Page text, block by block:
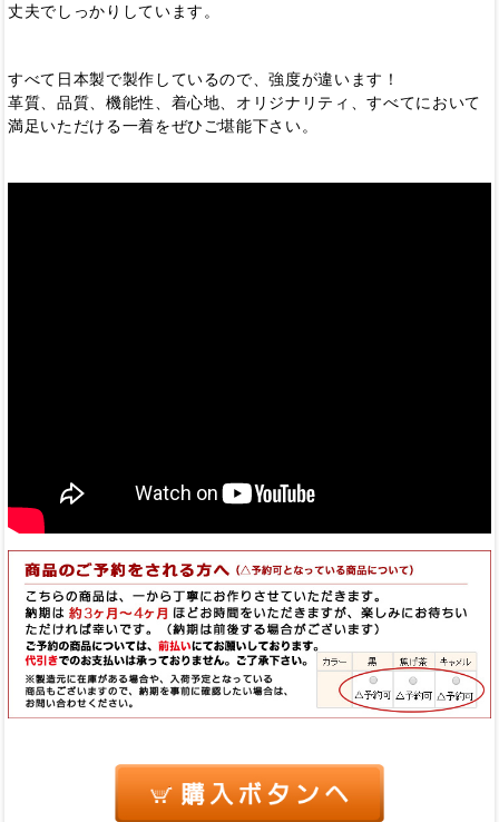
丈夫でしっかりしています。
すべて日本製で製作しているので、強度が違います！
革質、品質、機能性、着心地、オリジナリティ、すべてにおいて
満足いただける一着をぜひご堪能下さい。